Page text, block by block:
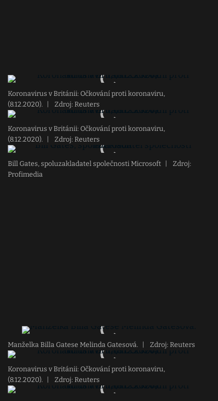
Koronavirus v Británii: Očkování proti koronaviru,
(8.12.2020).
Zdroj: Reuters
Koronavirus v Británii: Očkování proti koronaviru,
(8.12.2020).
Zdroj: Reuters
Bill Gates, spoluzakladatel společnosti Microsoft
Zdroj:
Profimedia
Manželka Billa Gatese Melinda Gatesová. Zdroj: Reuters
Koronavirus v Británii: Očkování proti koronaviru,
(8.12.2020).
Zdroj: Reuters